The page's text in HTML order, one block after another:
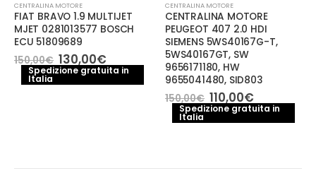
CENTRALINA MOTORE
FIAT BRAVO 1.9 MULTIJET
MJET 0281013577 BOSCH
ECU 51809689
150,00€ Il
prezzo
originale
130,00€Il
prezzo
attuale
Spedizione gratuita in
Italia
CENTRALINA MOTORE
CENTRALINA MOTORE
PEUGEOT 407 2.0 HDI
SIEMENS 5WS40167G-T,
5WS40167GT, SW
9656171180, HW
9655041480, SID803
150,00€ Il
prezzo
originale
110,00€Il
prezzo
attuale
Spedizione gratuita in
Italia